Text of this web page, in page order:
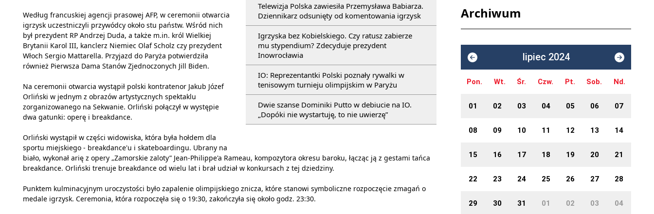
Telewizja Polska zawiesiła Przemysława Babiarza.
Dziennikarz odsunięty od komentowania igrzysk
Igrzyska bez Kobielskiego. Czy ratusz zabierze
mu stypendium? Zdecyduje prezydent
Inowrocławia
IO: Reprezentantki Polski poznały rywalki w
tenisowym turnieju olimpijskim w Paryżu
Dwie szanse Dominiki Putto w debiucie na IO.
„Dopóki nie wystartuję, to nie uwierzę”
Według francuskiej agencji prasowej AFP, w ceremonii otwarcia
igrzysk uczestniczyli przywódcy około stu państw. Wśród nich
był prezydent RP Andrzej Duda, a także m.in. król Wielkiej
Brytanii Karol III, kanclerz Niemiec Olaf Scholz czy prezydent
Włoch Sergio Mattarella. Przyjazd do Paryża potwierdziła
również Pierwsza Dama Stanów Zjednoczonych Jill Biden.
Na ceremonii otwarcia wystąpił polski kontratenor Jakub Józef
Orliński w jednym z obrazów artystycznych spektaklu
zorganizowanego na Sekwanie. Orliński połączył w występie
dwa gatunki: operę i breakdance.
Orliński wystąpił w części widowiska, która była hołdem dla
sportu miejskiego - breakdance'u i skateboardingu. Ubrany na
biało, wykonał arię z opery „Zamorskie zaloty” Jean-Philippe'a Rameau, kompozytora okresu baroku, łącząc ją z gestami tańca
breakdance. Orliński trenuje breakdance od wielu lat i brał udział w konkursach z tej dziedziny.
Punktem kulminacyjnym uroczystości było zapalenie olimpijskiego znicza, które stanowi symboliczne rozpoczęcie zmagań o
medale igrzysk. Ceremonia, która rozpoczęła się o 19:30, zakończyła się około godz. 23:30.
Archiwum
lipiec 2024
Pon. Wt. Śr. Czw. Pt. Sob. Nd.
01 02 03 04 05 06 07
08 09 10 11 12 13 14
15 16 17 18 19 20 21
22 23 24 25 26 27 28
29 30 31 01 02 03 04